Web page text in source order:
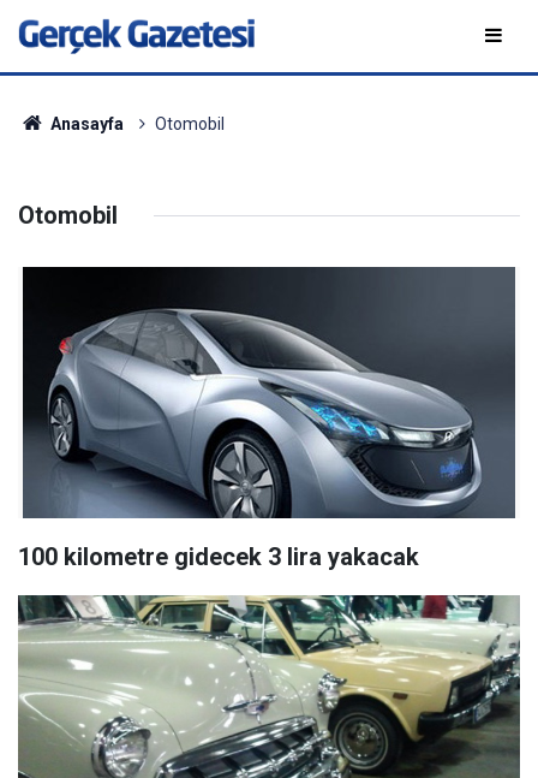
Anasayfa Otomobil
Otomobil
100 kilometre gidecek 3 lira yakacak